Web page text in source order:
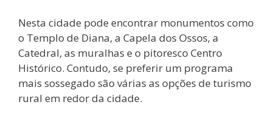
Nesta cidade pode encontrar monumentos como
o Templo de Diana, a Capela dos Ossos, a
Catedral, as muralhas e o pitoresco Centro
Histórico. Contudo, se preferir um programa
mais sossegado são várias as opções de turismo
rural em redor da cidade.